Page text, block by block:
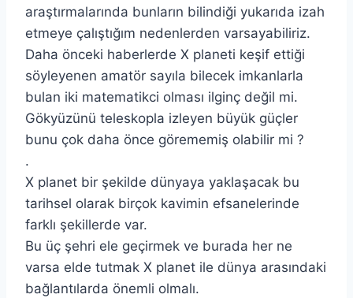
araştırmalarında bunların bilindiği yukarıda izah
etmeye çalıştığım nedenlerden varsayabiliriz.
Daha önceki haberlerde X planeti keşif ettiği
söyleyenen amatör sayıla bilecek imkanlarla
bulan iki matematikci olması ilginç değil mi.
Gökyüzünü teleskopla izleyen büyük güçler
bunu çok daha önce görememiş olabilir mi ?
.
X planet bir şekilde dünyaya yaklaşacak bu
tarihsel olarak birçok kavimin efsanelerinde
farklı şekillerde var.
Bu üç şehri ele geçirmek ve burada her ne
varsa elde tutmak X planet ile dünya arasındaki
bağlantılarda önemli olmalı.